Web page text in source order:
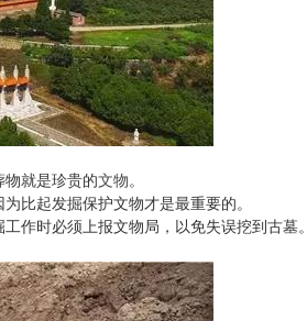
物就是珍贵的文物。
比起发掘保护文物才是最重要的。
作时必须上报文物局，以免失误挖到古墓。